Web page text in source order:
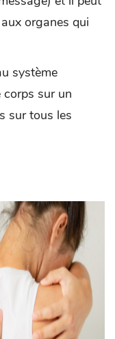
organes qui
système
sur un
sur tous les